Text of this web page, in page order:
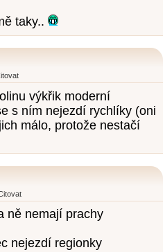
taky..
výkřik moderní
s ním nejezdí rychlíky (oni
málo, protože nestačí
ně nemají prachy
nejezdí regionky